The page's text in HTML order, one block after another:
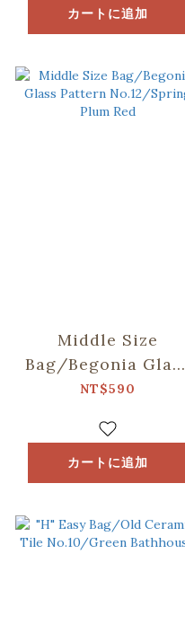
カートに追加
Middle Size
Bag/Begonia Glass
Pattern
Red
NT$590
カートに追加